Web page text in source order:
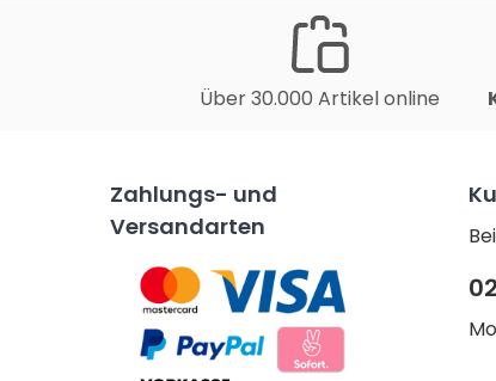
Über 30.000 Artikel online
Zahlungs- und
Versandarten